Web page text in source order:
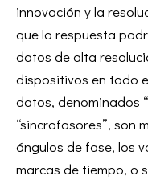
innovación y la
que la respuesta
datos de alta
dispositivos en todo
datos, denominados
“sincrofasores”, son
ángulos de fase, los
marcas de tiempo, o